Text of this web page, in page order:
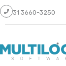
31 3660-3250